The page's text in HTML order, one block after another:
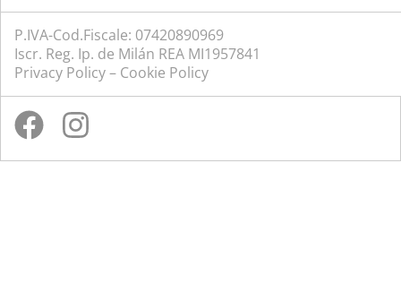
P.IVA-Cod.Fiscale: 07420890969
Iscr. Reg. Ip. de Milán REA MI1957841
Privacy Policy– Cookie Policy